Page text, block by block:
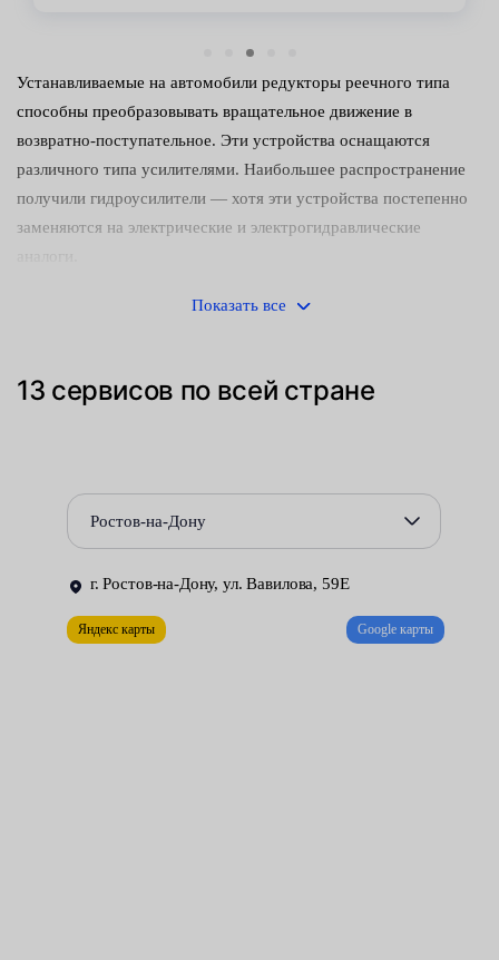
Устанавливаемые на автомобили редукторы реечного типа
способны преобразовывать вращательное движение в
возвратно-поступательное. Эти устройства оснащаются
различного типа усилителями. Наибольшее распространение
получили гидроусилители — хотя эти устройства постепенно
заменяются на электрические и электрогидравлические
Управлять машиной с неисправным редуктором небезопасно.
поломок:
Повреждения сальников и уплотнений, приводящие к
утечке жидкости из гидравлической системы.
Некорректная работа гидрораспределителя.
Ремонт рулевой рейки может быть выполнен только в
Показать все
13 сервисов по всей стране
Ростов-на-Дону
г. Ростов-на-Дону, ул. Вавилова, 59Е
Яндекс карты Google карты